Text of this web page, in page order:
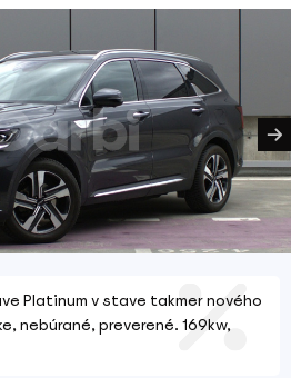
Platinum v stave takmer nového
nebúrané, preverené. 169kw,